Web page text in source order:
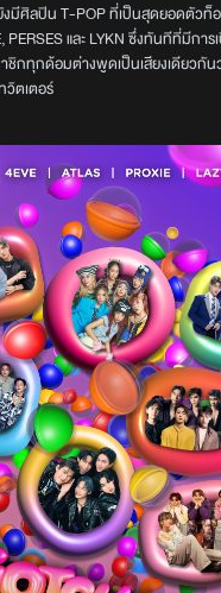
มีศิลปิน T-POP ที่เป็นสุดยอดตัวท็อ
PERSES และ LYKN ซึ่งทันทีที่มีก
ชิกทุกด้อมต่างพูดเป็นเสียงเดียวกั
ตเตอร์